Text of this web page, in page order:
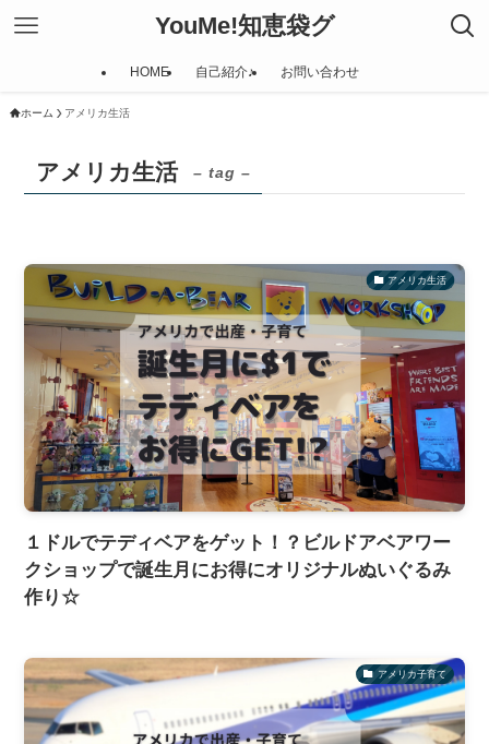
YouMe!知恵袋グ
HOME 自己紹介♪ お問い合わせ
ホーム アメリカ生活
アメリカ生活 – tag –
アメリカ生活
１ドルでテディベアをゲット！？ビルドアベアワー
クショップで誕生月にお得にオリジナルぬいぐるみ
作り☆
アメリカ子育て